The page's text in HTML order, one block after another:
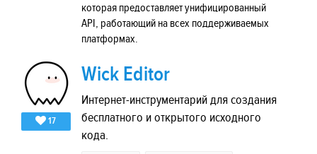
которая предоставляет унифицированный
API, работающий на всех поддерживаемых
платформах.
17
Wick Editor
Интернет-инструментарий для создания
бесплатного и открытого исходного
кода.